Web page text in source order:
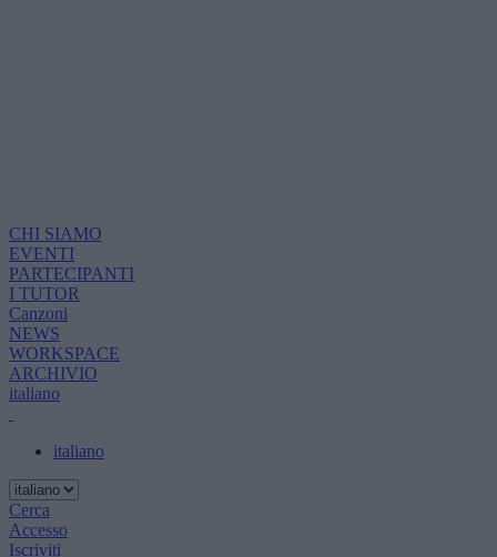
CHI SIAMO
EVENTI
PARTECIPANTI
I TUTOR
Canzoni
NEWS
WORKSPACE
ARCHIVIO
italiano
italiano
Cerca
Accesso
Iscriviti